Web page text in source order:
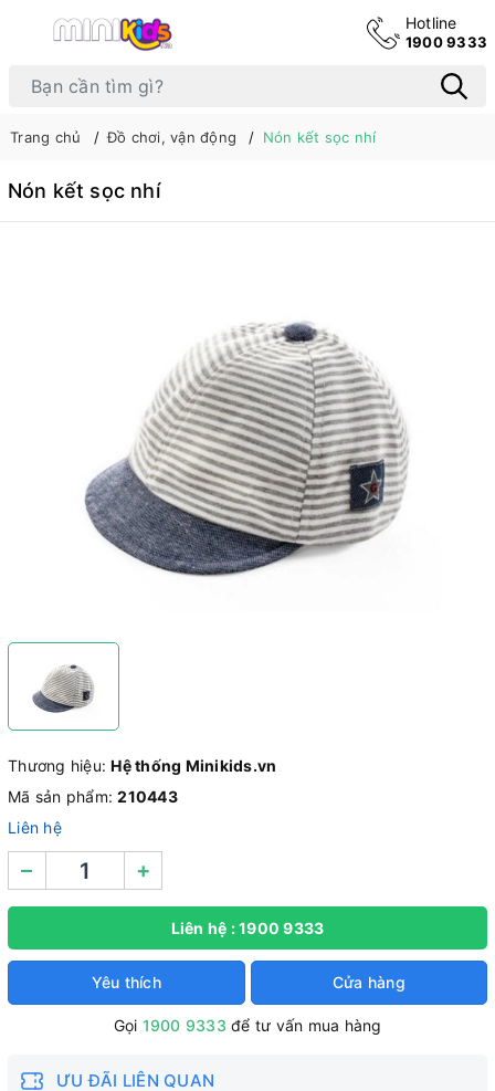
Hotline
1900 9333
Trang chủ Đồ chơi, vận động Nón kết sọc nhí
Nón kết sọc nhí
Thương hiệu:Hệ thống Minikids.vn
Mã sản phẩm:210443
Liên hệ
– +
Liên hệ : 1900 9333
Yêu thích Cửa hàng
Gọi 1900 9333 để tư vấn mua hàng
ƯU ĐÃI LIÊN QUAN